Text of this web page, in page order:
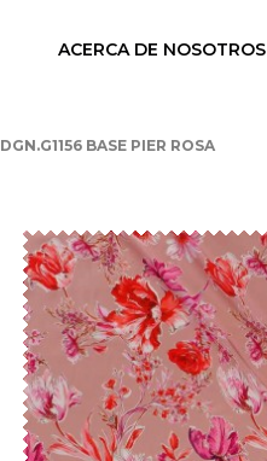
ACERCA DE NOSOTROS
DGN.G1156 BASE PIER ROSA